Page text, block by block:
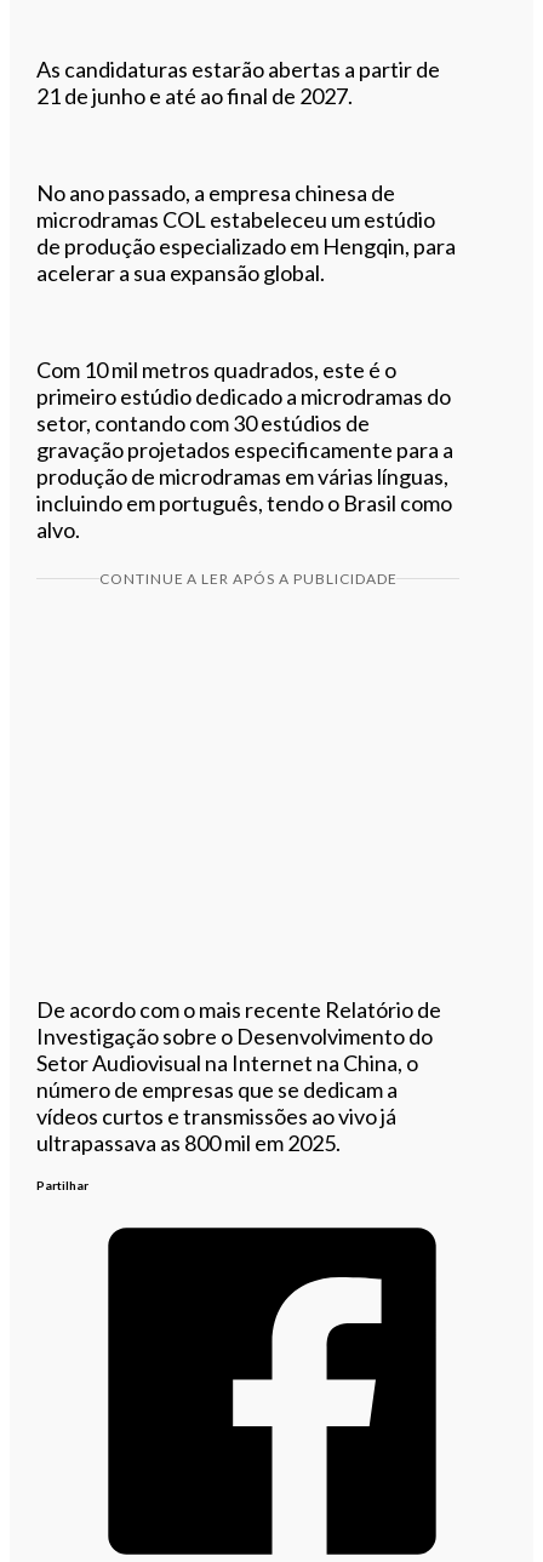
As candidaturas estarão abertas a partir de
21 de junho e até ao final de 2027.
No ano passado, a empresa chinesa de
microdramas COL estabeleceu um estúdio
de produção especializado em Hengqin, para
acelerar a sua expansão global.
Com 10 mil metros quadrados, este é o
primeiro estúdio dedicado a microdramas do
setor, contando com 30 estúdios de
gravação projetados especificamente para a
produção de microdramas em várias línguas,
incluindo em português, tendo o Brasil como
alvo.
CONTINUE A LER APÓS A PUBLICIDADE
De acordo com o mais recente Relatório de
Investigação sobre o Desenvolvimento do
Setor Audiovisual na Internet na China, o
número de empresas que se dedicam a
vídeos curtos e transmissões ao vivo já
ultrapassava as 800 mil em 2025.
Partilhar